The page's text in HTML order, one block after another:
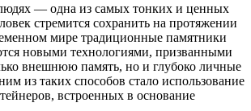
— одна из самых тонких и ценных
стремится сохранить на протяжении
мире традиционные памятники
новыми технологиями, призванными
внешнюю память, но и глубоко личные
из таких способов стало использование
встроенных в основание